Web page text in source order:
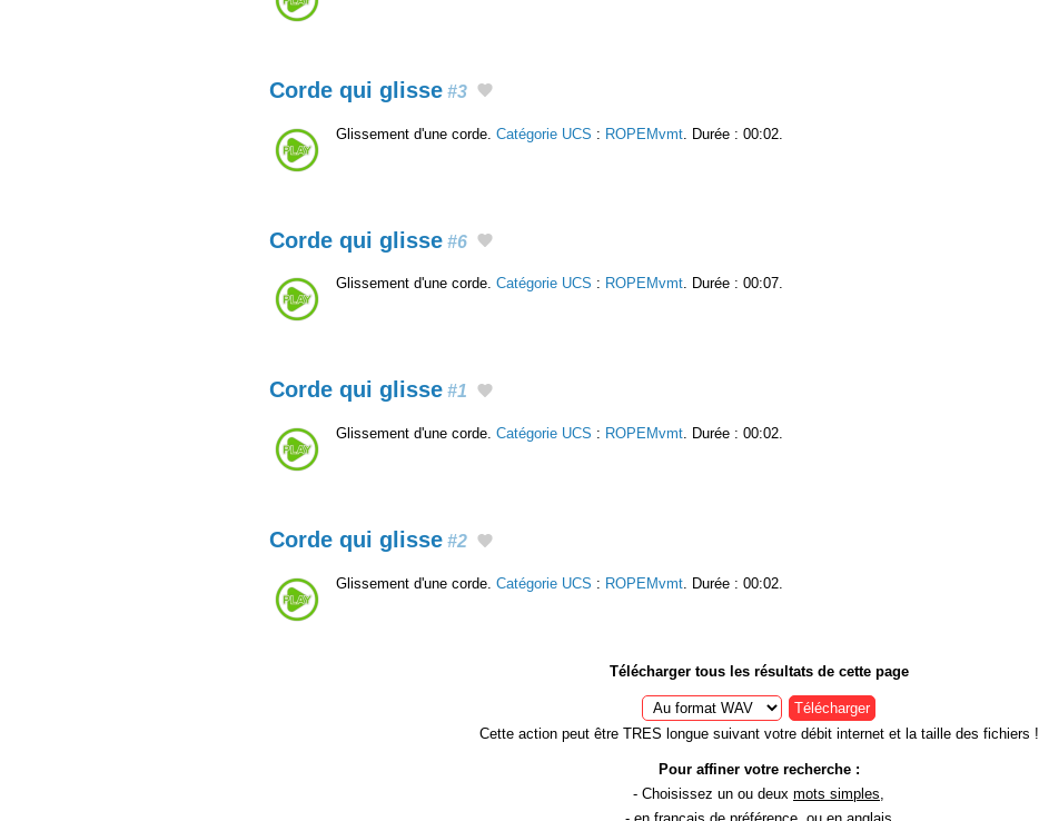
Corde qui glisse #3
Glissement d'une corde. Catégorie UCS : ROPEMvmt . Durée : 00:02.
Corde qui glisse #6
Glissement d'une corde. Catégorie UCS : ROPEMvmt. Durée : 00:07.
Corde qui glisse #1
Glissement d'une corde. Catégorie UCS : ROPEMvmt. Durée : 00:02.
Corde qui glisse #2
Glissement d'une corde. Catégorie UCS : ROPEMvmt. Durée : 00:02.
Télécharger tous les résultats de cette page
Télécharger
Cette action peut être TRES longue suivant votre débit internet et la taille des fichiers !
Pour affiner votre recherche :
- Choisissez un ou deux mots simples,